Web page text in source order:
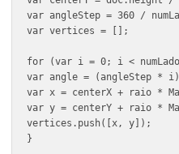
// Criar um novo
var doc =
// Criar uma nova
var layer =
layer.name = "Polígono";
// Calcular os vértices